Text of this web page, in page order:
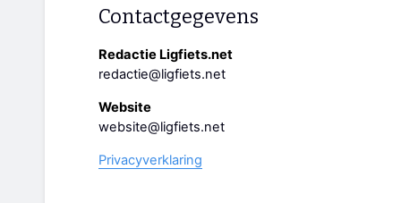
Contactgegevens
Redactie Ligfiets.net
redactie@ligfiets.net
Website
website@ligfiets.net
Privacyverklaring